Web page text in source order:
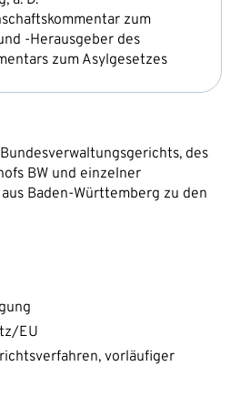
zum
-Herausgeber des
zum Asylgesetzes
des
BW und einzelner
Baden-Württemberg zu den
EU
vorläufiger